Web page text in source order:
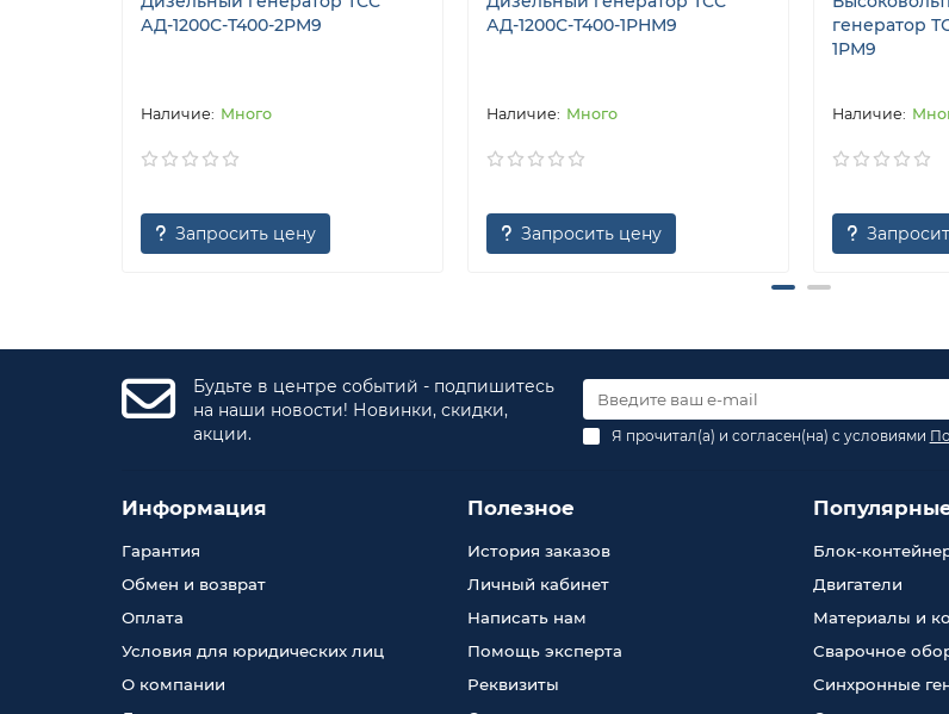
АД-1200С-Т400-2РМ9
Много
Запросить цену
АД-1200С-Т400-1РНМ9
Много
Запросить цену
генератор
1РМ9
Будьте в центре событий - подпишитесь
на наши новости! Новинки, скидки,
акции.
Я прочитал(а) и согласен(на) с условиями
Информация
Гарантия
Обмен и возврат
Оплата
Условия для юридических лиц
О компании
Полезное
История заказов
Личный кабинет
Написать нам
Помощь эксперта
Реквизиты
Блок-
Двигатели
Материалы и
Сварочное
Синхронные